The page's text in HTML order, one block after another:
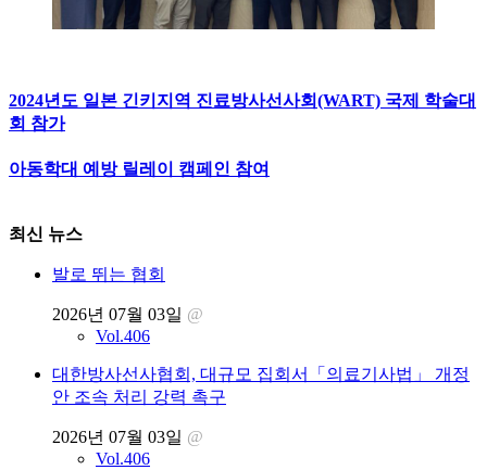
2024년도 일본 긴키지역 진료방사선사회(WART) 국제 학술대
회 참가
아동학대 예방 릴레이 캠페인 참여
최신 뉴스
발로 뛰는 협회
2026년 07월 03일 @
Vol.406
대한방사선사협회, 대규모 집회서「의료기사법」 개정
안 조속 처리 강력 촉구
2026년 07월 03일 @
Vol.406